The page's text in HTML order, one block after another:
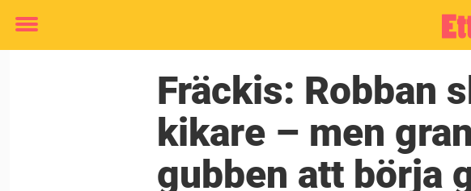
Toggle
Fräckis: Robban
kikare – men
gubben att börja